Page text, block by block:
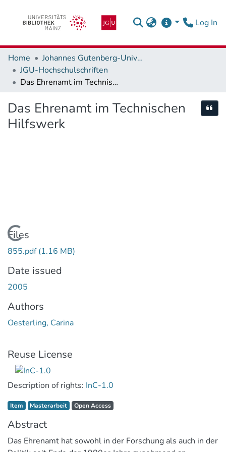
Log In
Home
Johannes Gutenberg-Universität Mainz
JGU-Hochschulschriften
Das Ehrenamt im Technischen Hilfswerk
Das Ehrenamt im Technischen
Hilfswerk
Loading...
Files
855.pdf(1.16 MB)
Date issued
2005
Authors
Oesterling, Carina
Reuse License
Description of rights: InC-1.0
Item type:
Item, Masterarbeit Access status:
Open Access,
Abstract
Das Ehrenamt hat sowohl in der Forschung als auch in der